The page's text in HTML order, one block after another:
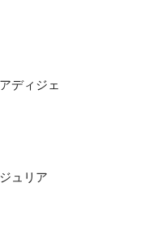
ディジェ
ュリア